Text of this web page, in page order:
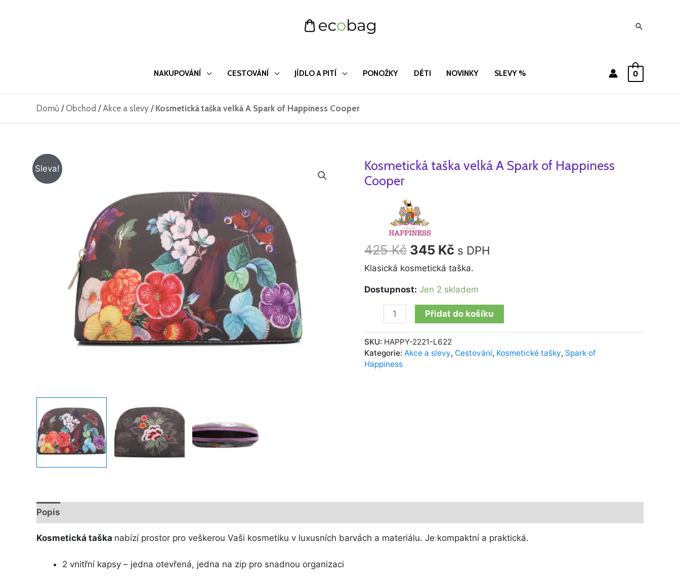
Hledat
NAKUPOVÁNÍ CESTOVÁNÍ JÍDLO A PITÍ PONOŽKY DĚTI NOVINKY SLEVY % 0
Domů / Obchod /Akce a slevy / Kosmetická taška velká A Spark of Happiness Cooper
Sleva!
Kosmetická taška velká A Spark of Happiness
Cooper
425Kč
Původní
byla:
425 Kč.
345 Kč
Aktuální
s DPH
Klasická kosmetická taška.
Dostupnost: Jen 2 skladem
Kosmetická
taška
Cooper
množství
Přidat do košíku
SKU: HAPPY-2221-L622
Kategorie: Akce a slevy, Cestování, Kosmetické tašky, Spark of
Happiness
Popis
Kosmetická taška nabízí prostor pro veškerou Vaši kosmetiku v luxusních barvách a materiálu. Je kompaktní a praktická.
2 vnitřní kapsy – jedna otevřená, jedna na zip pro snadnou organizaci